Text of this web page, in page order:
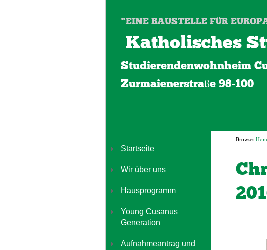
"EINE BAUSTELLE FÜR
Katholisches
Studierendenwohnheim
Zurmaienerstraße 98-100
Browse:
Startseite
Wir über uns
Hausprogramm
Young Cusanus
Generation
Aufnahmeantrag und